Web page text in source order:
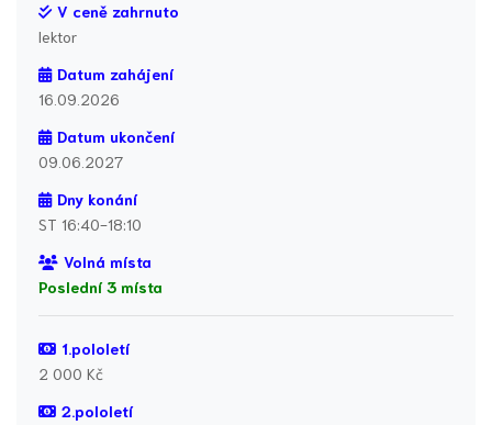
V ceně zahrnuto
lektor
Datum zahájení
16.09.2026
Datum ukončení
09.06.2027
Dny konání
ST 16:40-18:10
Volná místa
Poslední 3 místa
1.pololetí
2 000 Kč
2.pololetí